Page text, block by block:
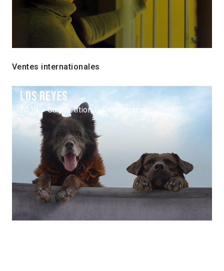
Ventes internationales
Los Reyes
2019 > Compétition Documentaire